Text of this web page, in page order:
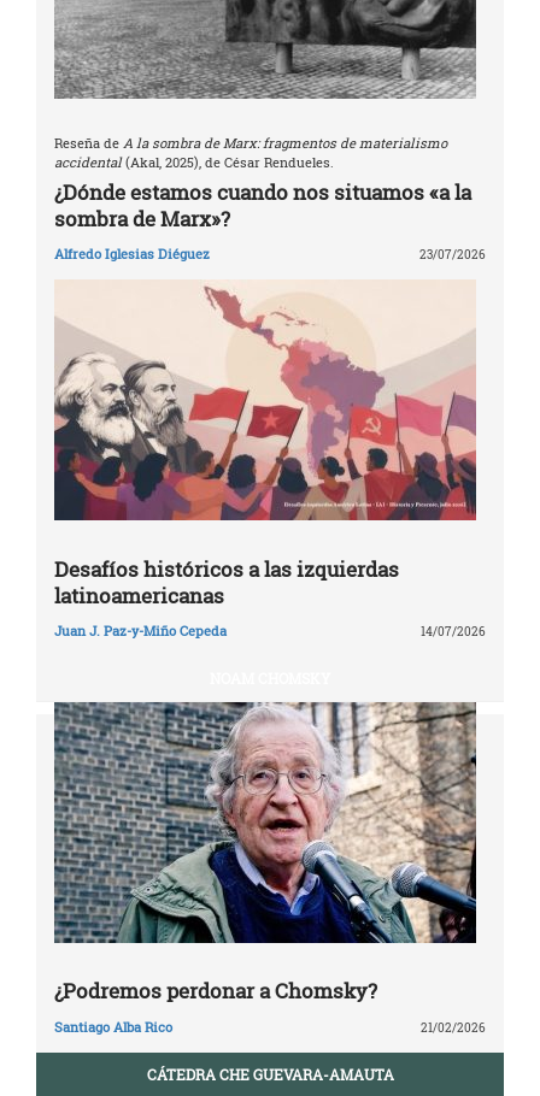
Reseña de A la sombra de Marx: fragmentos de materialismo
accidental(Akal, 2025), de César Rendueles.
¿Dónde estamos cuando nos situamos «a la
sombra de Marx»?
Alfredo Iglesias Diéguez 23/07/2026
Desafíos históricos a las izquierdas
latinoamericanas
Juan J. Paz-y-Miño Cepeda 14/07/2026
¿Podremos perdonar a Chomsky?
Santiago Alba Rico 21/02/2026
CÁTEDRA CHE GUEVARA-AMAUTA